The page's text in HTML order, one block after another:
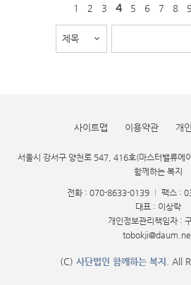
1 2 3 4 5 6 7 8 9
사이트맵 이용약관 개
서울시 강서구 양천로 547, 416호(마스터밸류에
함께하는 복지
전화 : 070-8633-0139
팩스 :
대표 : 이상락
개인정보관리책임자 :
(C) 사단법인 함께하는 복지 . All